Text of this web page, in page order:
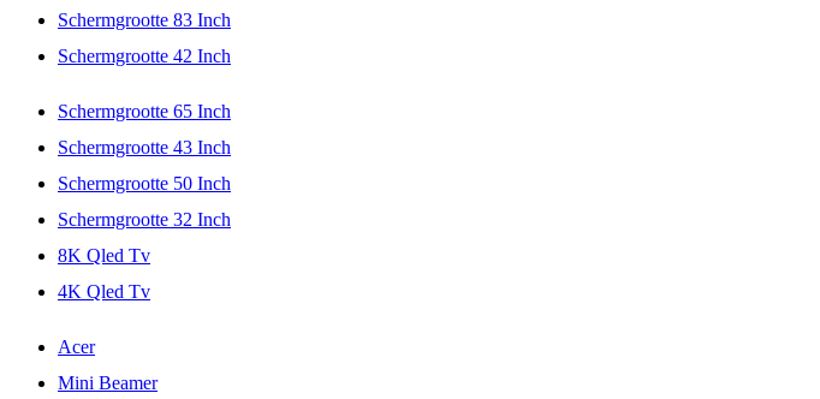
Schermgrootte 83 Inch
Schermgrootte 42 Inch
Schermgrootte 65 Inch
Schermgrootte 43 Inch
Schermgrootte 50 Inch
Schermgrootte 32 Inch
8K Qled Tv
4K Qled Tv
Acer
Mini Beamer